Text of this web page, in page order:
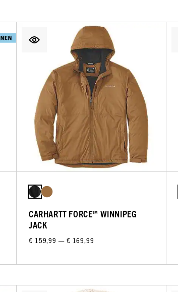
CARHARTT FORCE™ WINNIPEG
JACK
€ 159,99 — € 169,99